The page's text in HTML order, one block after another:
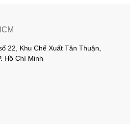
22, Khu Chế Xuất Tân Thuận,
Hồ Chí Minh